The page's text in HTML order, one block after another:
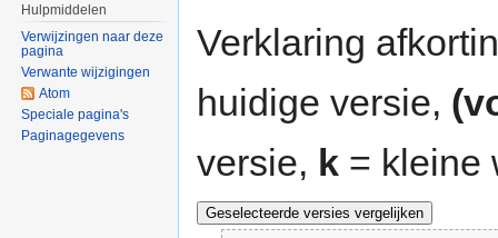
Verklaring
huidige versie,
versie, k = kleine
Hulpmiddelen
Verwijzingen naar deze
pagina
Verwante wijzigingen
Atom
Speciale pagina's
Paginagegevens